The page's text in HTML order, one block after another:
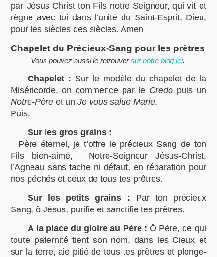
par Jésus Christ ton Fils notre Seigneur, qui vit et
règne avec toi dans l’unité du Saint-Esprit, Dieu,
pour les siècles des siècles. Amen
Chapelet du Précieux-Sang pour les prêtres
Vous pouvez aussi le retrouversur notre blog ici.
Chapelet : Sur le modèle du chapelet de la
Miséricorde, on commence par le Credopuis un
Notre-Père et unJe vous salue Marie.
Puis:
Sur les gros grains :
Père éternel, je t’offre le précieux Sang de ton
Fils bien-aimé, Notre-Seigneur Jésus-Christ,
l’Agneau sans tache ni défaut, en réparation pour
nos péchés et ceux de tous tes prêtres.
Sur les petits grains : Par ton précieux
Sang, ô Jésus, purifie et sanctifie tes prêtres.
A la place du gloire au Père : Ô Père, de qui
toute paternité tient son nom, dans les Cieux et
sur la terre, aie pitié de tous tes prêtres et plonge-